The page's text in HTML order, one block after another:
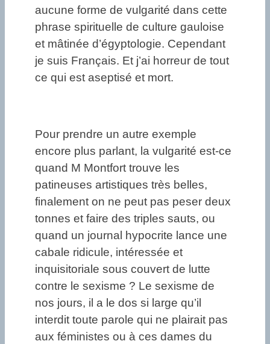
aucune forme de vulgarité dans cette
phrase spirituelle de culture gauloise
et mâtinée d’égyptologie. Cependant
je suis Français. Et j’ai horreur de tout
ce qui est aseptisé et mort.
Pour prendre un autre exemple
encore plus parlant, la vulgarité est-ce
quand M Montfort trouve les
patineuses artistiques très belles,
finalement on ne peut pas peser deux
tonnes et faire des triples sauts, ou
quand un journal hypocrite lance une
cabale ridicule, intéressée et
inquisitoriale sous couvert de lutte
contre le sexisme ? Le sexisme de
nos jours, il a le dos si large qu’il
interdit toute parole qui ne plairait pas
aux féministes ou à ces dames du